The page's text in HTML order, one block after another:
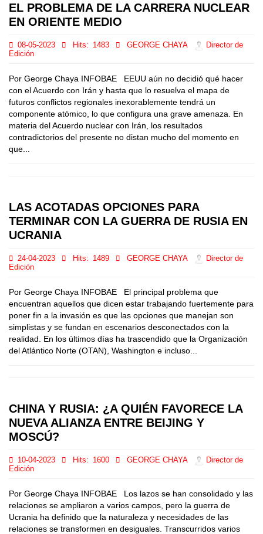
EL PROBLEMA DE LA CARRERA NUCLEAR
EN ORIENTE MEDIO
08-05-2023 Hits: 1483 GEORGE CHAYA
Director de
Edición
Por George Chaya INFOBAE EEUU aún no decidió qué hacer
con el Acuerdo con Irán y hasta que lo resuelva el mapa de
futuros conflictos regionales inexorablemente tendrá un
componente atómico, lo que configura una grave amenaza. En
materia del Acuerdo nuclear con Irán, los resultados
contradictorios del presente no distan mucho del momento en
que...
LAS ACOTADAS OPCIONES PARA
TERMINAR CON LA GUERRA DE RUSIA EN
UCRANIA
24-04-2023 Hits: 1489 GEORGE CHAYA
Director de
Edición
Por George Chaya INFOBAE El principal problema que
encuentran aquellos que dicen estar trabajando fuertemente para
poner fin a la invasión es que las opciones que manejan son
simplistas y se fundan en escenarios desconectados con la
realidad. En los últimos días ha trascendido que la Organización
del Atlántico Norte (OTAN), Washington e incluso...
CHINA Y RUSIA: ¿A QUIÉN FAVORECE LA
NUEVA ALIANZA ENTRE BEIJING Y
MOSCÚ?
10-04-2023 Hits: 1600 GEORGE CHAYA
Director de
Edición
Por George Chaya INFOBAE Los lazos se han consolidado y las
relaciones se ampliaron a varios campos, pero la guerra de
Ucrania ha definido que la naturaleza y necesidades de las
relaciones se transformen en desiguales. Transcurridos varios